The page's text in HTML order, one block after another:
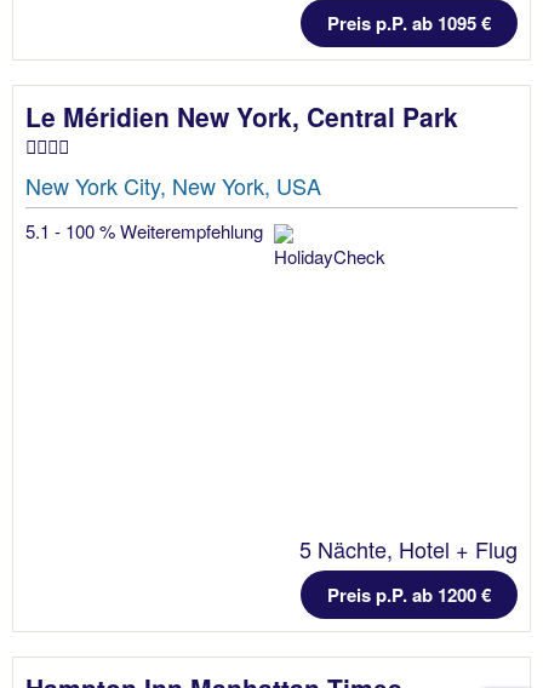
Preis p.P. ab 1095 €
Le Méridien New York, Central Park
New York City, New York, USA
5.1 - 100 % Weiterempfehlung
5 Nächte, Hotel + Flug
Preis p.P. ab 1200 €